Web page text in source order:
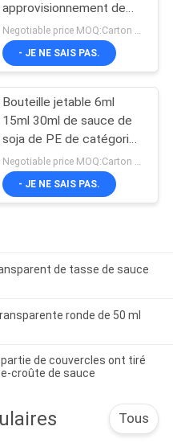
approvisionnement de
sauce de soja mettre 1,5
2 onces en bouteille
Negotiable price MOQ:Carton 50
- JE NE SAIS PAS.
Bouteille jetable 6ml
15ml 30ml de sauce de
soja de PE de catégorie
comestible
- JE NE SAIS PAS.
de tasse de sauce
ronde de 50 ml
de couvercles ont tiré
croûte de sauce
Tous